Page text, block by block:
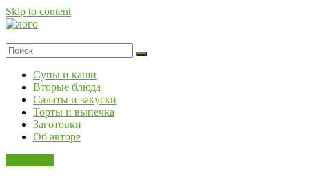
Skip to content
Супы и каши
Вторые блюда
Салаты и закуски
Торты и выпечка
Заготовки
Об авторе